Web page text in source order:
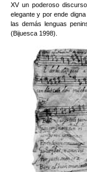
XV un poderoso
elegante y por ende
las demás lenguas
(Bijuesca 1998).